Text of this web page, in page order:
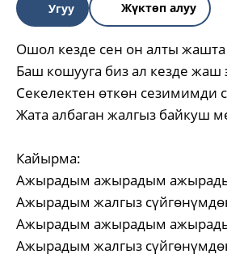
Угуу Жүктөп алуу
Ошол кезде сен он алты
Баш кошууга биз ал кезде жаш
Секелектен өткөн сезимимди
Жата албаган жалгыз байкуш
Кайырма:
Ажырадым ажырадым
Ажырадым жалгыз
Ажырадым ажырадым
Ажырадым жалгыз